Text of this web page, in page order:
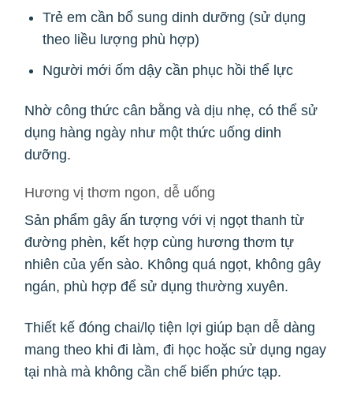
Trẻ em cần bổ sung dinh dưỡng (sử dụng
theo liều lượng phù hợp)
Người mới ốm dậy cần phục hồi thể lực
Nhờ công thức cân bằng và dịu nhẹ, có thể sử
dụng hàng ngày như một thức uống dinh
dưỡng.
Hương vị thơm ngon, dễ uống
Sản phẩm gây ấn tượng với vị ngọt thanh từ
đường phèn, kết hợp cùng hương thơm tự
nhiên của yến sào. Không quá ngọt, không gây
ngán, phù hợp để sử dụng thường xuyên.
Thiết kế đóng chai/lọ tiện lợi giúp bạn dễ dàng
mang theo khi đi làm, đi học hoặc sử dụng ngay
tại nhà mà không cần chế biến phức tạp.